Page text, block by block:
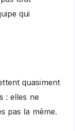
qui
quasiment
: elles ne
pas la même.